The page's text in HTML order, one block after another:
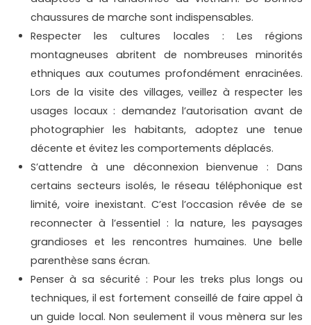
chaussures de marche sont indispensables.
Respecter les cultures locales : Les régions
montagneuses abritent de nombreuses minorités
ethniques aux coutumes profondément enracinées.
Lors de la visite des villages, veillez à respecter les
usages locaux : demandez l’autorisation avant de
photographier les habitants, adoptez une tenue
décente et évitez les comportements déplacés.
S’attendre à une déconnexion bienvenue : Dans
certains secteurs isolés, le réseau téléphonique est
limité, voire inexistant. C’est l’occasion rêvée de se
reconnecter à l’essentiel : la nature, les paysages
grandioses et les rencontres humaines. Une belle
parenthèse sans écran.
Penser à sa sécurité : Pour les treks plus longs ou
techniques, il est fortement conseillé de faire appel à
un guide local. Non seulement il vous mènera sur les